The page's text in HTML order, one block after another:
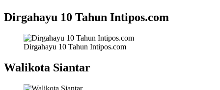
Dirgahayu 10 Tahun Intipos.com
Dirgahayu 10 Tahun Intipos.com
Walikota Siantar